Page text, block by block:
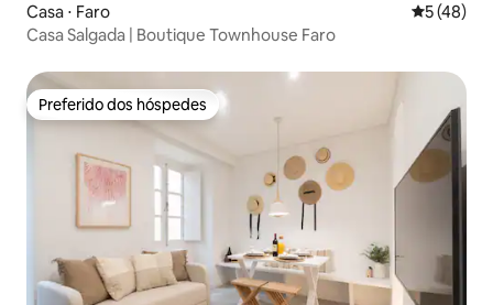
Casa ⋅ Faro 5 de uma
5 (48)
Casa Salgada | Boutique Townhouse Faro
Preferido dos hóspedes
Preferido dos hóspedes